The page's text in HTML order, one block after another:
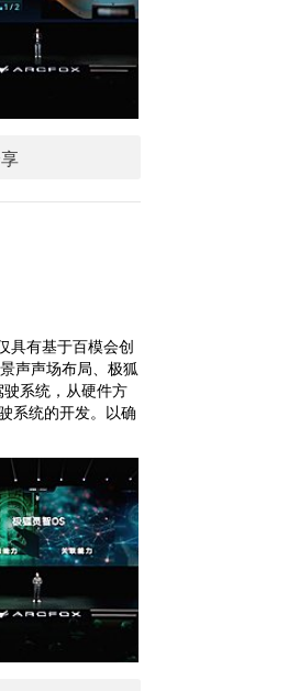
具有基于百模会创
声声场布局、极狐
系统，从硬件方
系统的开发。以确